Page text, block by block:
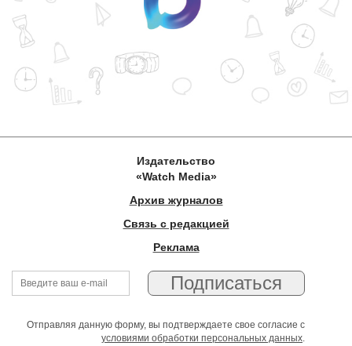
Издательство
«Watch Media»
Архив журналов
Связь с редакцией
Реклама
Отправляя данную форму, вы подтверждаете свое согласие с
условиями обработки персональных данных.